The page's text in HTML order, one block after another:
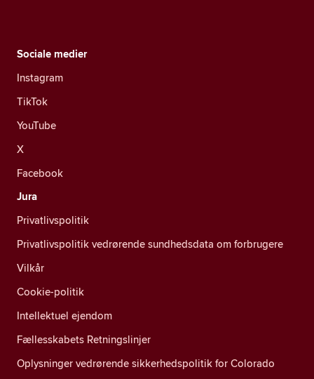
Sociale medier
Instagram
TikTok
YouTube
X
Facebook
Jura
Privatlivspolitik
Privatlivspolitik vedrørende sundhedsdata om forbrugere
Vilkår
Cookie-politik
Intellektuel ejendom
Fællesskabets Retningslinjer
Oplysninger vedrørende sikkerhedspolitik for Colorado